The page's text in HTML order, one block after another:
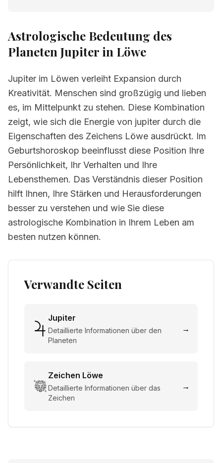
2. Verwandte Seiten
Astrologische Bedeutung des
Planeten Jupiter in Löwe
Jupiter im Löwen verleiht Expansion durch
Kreativität. Menschen sind großzügig und lieben
es, im Mittelpunkt zu stehen. Diese Kombination
zeigt, wie sich die Energie von jupiter durch die
Eigenschaften des Zeichens Löwe ausdrückt. Im
Geburtshoroskop beeinflusst diese Position Ihre
Persönlichkeit, Ihr Verhalten und Ihre
Lebensthemen. Das Verständnis dieser Position
hilft Ihnen, Ihre Stärken und Herausforderungen
besser zu verstehen und wie Sie diese
astrologische Kombination in Ihrem Leben am
besten nutzen können.
Verwandte Seiten
Jupiter
Detaillierte Informationen über den
Planeten
→
Zeichen Löwe
Detaillierte Informationen über das
Zeichen
→